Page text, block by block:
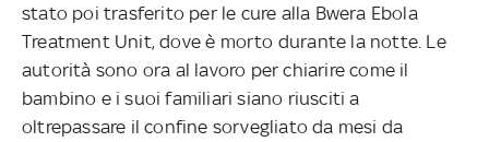
stato poi trasferito per le cure alla Bwera Ebola
Treatment Unit, dove è morto durante la notte. Le
autorità sono ora al lavoro per chiarire come il
bambino e i suoi familiari siano riusciti a
oltrepassare il confine sorvegliato da mesi da